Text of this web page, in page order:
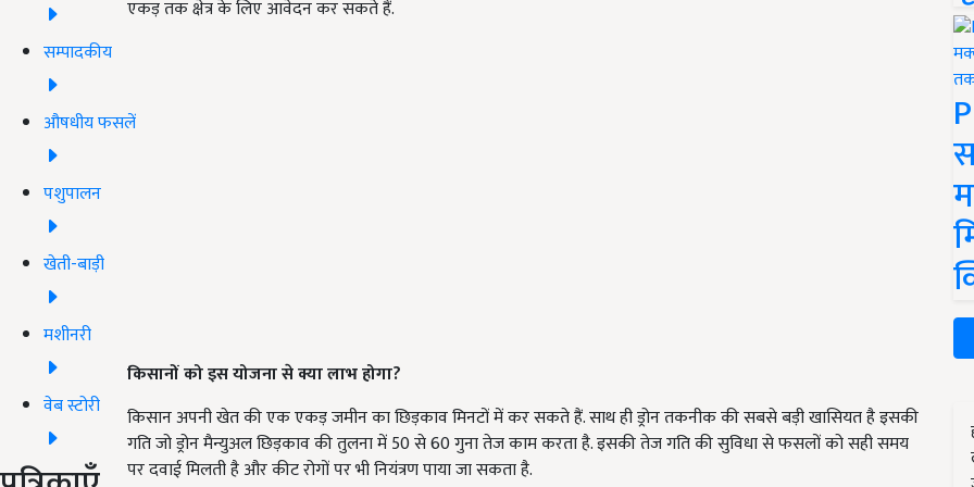
सम्पादकीय
औषधीय फसलें
पशुपालन
खेती-बाड़ी
मशीनरी
वेब स्टोरी
एकड़ तक क्षेत्र के लिए आवेदन कर सकते हैं.
किसानों को इस योजना से क्या लाभ होगा?
किसान अपनी खेत की एक एकड़ जमीन का छिड़काव मिनटों में कर सकते हैं. साथ ही ड्रोन तकनीक की सबसे बड़ी खासियत है इसकी
गति जो ड्रोन मैन्युअल छिड़काव की तुलना में 50 से 60 गुना तेज काम करता है. इसकी तेज गति की सुविधा से फसलों को सही समय
पर दवाई मिलती है और कीट रोगों पर भी नियंत्रण पाया जा सकता है.